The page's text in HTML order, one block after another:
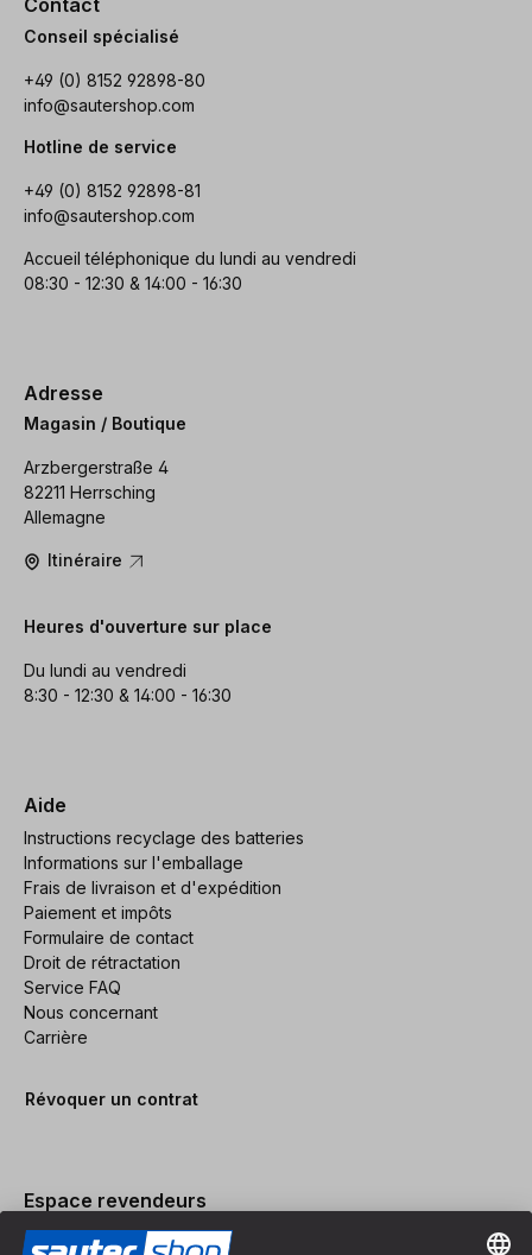
Contact
Conseil spécialisé
+49 (0) 8152 92898-80
info@sautershop.com
Hotline de service
+49 (0) 8152 92898-81
info@sautershop.com
Accueil téléphonique du lundi au vendredi
08:30 - 12:30 & 14:00 - 16:30
Adresse
Magasin / Boutique
Arzbergerstraße 4
82211 Herrsching
Allemagne
Itinéraire
Heures d'ouverture sur place
Du lundi au vendredi
8:30 - 12:30 & 14:00 - 16:30
Aide
Instructions recyclage des batteries
Informations sur l'emballage
Frais de livraison et d'expédition
Paiement et impôts
Formulaire de contact
Droit de rétractation
Service FAQ
Nous concernant
Carrière
Révoquer un contrat
Espace revendeurs
Devenir revendeur